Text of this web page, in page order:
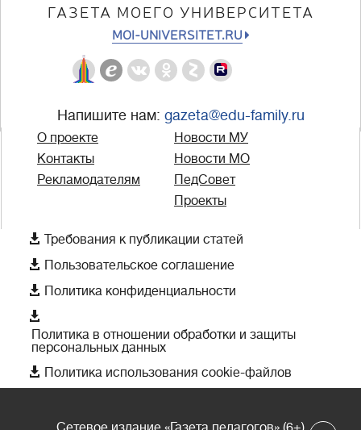
ГАЗЕТА МОЕГО УНИВЕРСИТЕТА
MOI-UNIVERSITET.RU
Напишите нам: gazeta@edu-family.ru
О проекте
Контакты
Рекламодателям
Новости МУ
Новости МО
ПедСовет
Проекты
 Требования к публикации статей
 Пользовательское соглашение
 Политика конфиденциальности

Политика в отношении обработки и защиты
персональных данных
 Политика использования cookie-файлов